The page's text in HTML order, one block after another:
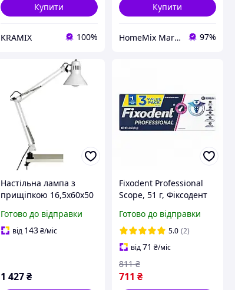
Купити
KRAMIX 100%
Купити
HomeMix Market 97%
Настільна лампа з
прищіпкою 16,5х60х50
Hobby Indoor LED table
lamp Лампа з надійною
Готово до відправки
від 143 ₴/міс
1 427 ₴
Fixodent Professional
Scope, 51 г, Фіксодент
крем для надійної
фіксації зубних
протезів.
Готово до відправки
5.0 (2)
від71 ₴/міс
711 ₴
811 ₴